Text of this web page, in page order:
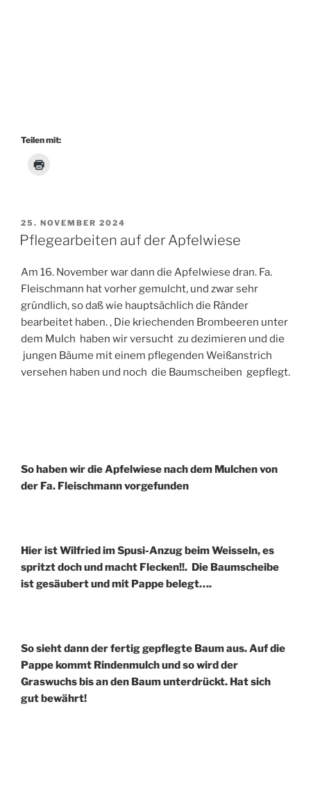
Teilen mit:
VERÖFFENTLICHT
AM
25. NOVEMBER 2024
Pflegearbeiten auf der Apfelwiese
Am 16. November war dann die Apfelwiese dran. Fa.
Fleischmann hat vorher gemulcht, und zwar sehr
gründlich, so daß wie hauptsächlich die Ränder
bearbeitet haben. , Die kriechenden Brombeeren unter
dem Mulch haben wir versucht zu dezimieren und die
jungen Bäume mit einem pflegenden Weißanstrich
versehen haben und noch die Baumscheiben gepflegt.
So haben wir die Apfelwiese nach dem Mulchen von
der Fa. Fleischmann vorgefunden
Hier ist Wilfried im Spusi-Anzug beim Weisseln, es
spritzt doch und macht Flecken!!. Die Baumscheibe
ist gesäubert und mit Pappe belegt….
So sieht dann der fertig gepflegte Baum aus. Auf die
Pappe kommt Rindenmulch und so wird der
Graswuchs bis an den Baum unterdrückt. Hat sich
gut bewährt!